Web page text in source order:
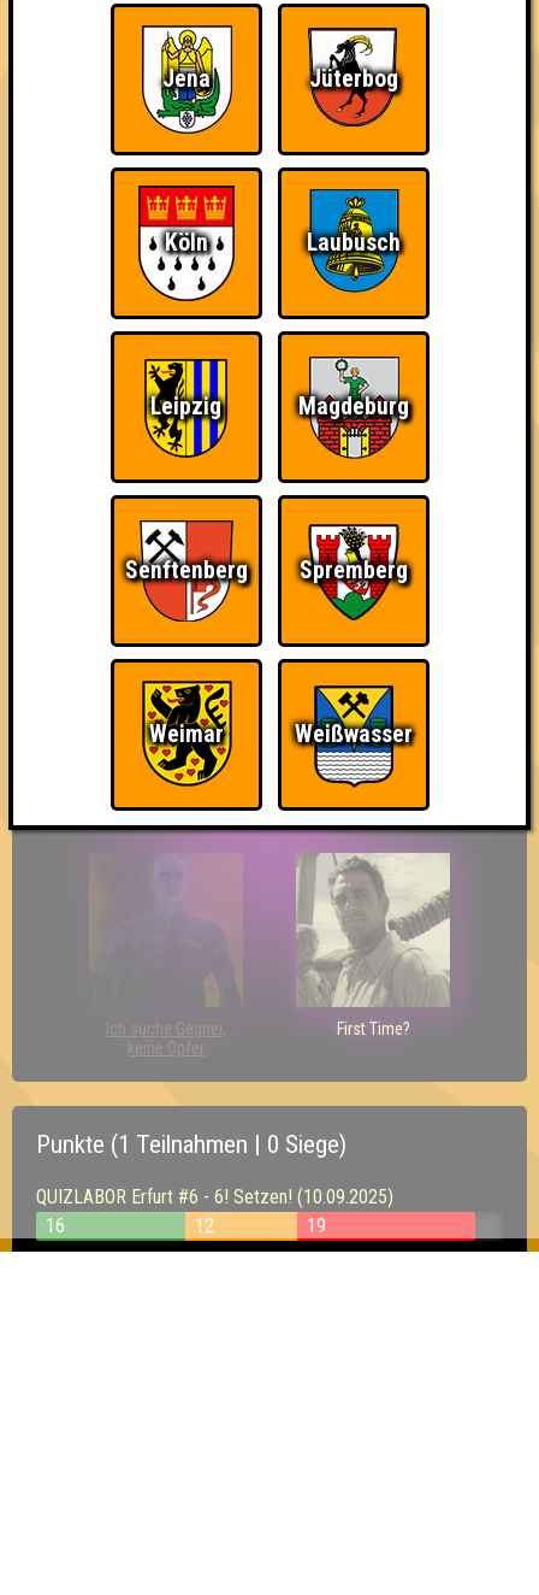
Ich war da, vor 3000
Da-Da Da! Da-Da Da! Teil der Oberschicht
Knapp daneben! So kurz vorm Sieg!
The Last of Us Wir sind ERSTER?! Streber
Eindeutiger Sieg Duelist Bin ich schon drin?
Ich suche Gegner,
keine Opfer
First Time?
Punkte (1 Teilnahmen | 0 Siege)
QUIZLABOR Erfurt #6 - 6! Setzen! (10.09.2025)
16
12 19
Jena Jüterbog
Köln Laubusch
Leipzig Magdeburg
Senftenberg Spremberg
Weimar Weißwasser